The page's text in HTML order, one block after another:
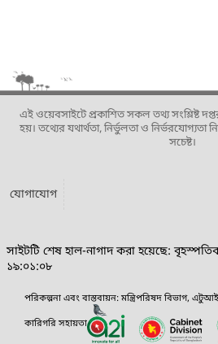
এই ওয়েবসাইটে প্রকাশিত সকল তথ্য সংশ্লিষ্ট
হয়। তথ্যের যথার্থতা, নির্ভুলতা ও নির্ভরযোগ্যতা
সচেষ্ট।
যোগাযোগ
সাইটটি শেষ হাল-নাগাদ করা হয়েছে:
১৯:০১:০৮
পরিকল্পনা এবং বাস্তবায়ন: মন্ত্রিপরিষদ বিভাগ,
কারিগরি সহায়তা